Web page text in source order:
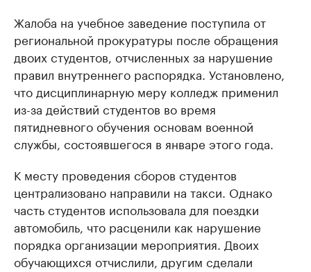
Жалоба на учебное заведение поступила от
региональной прокуратуры после обращения
двоих студентов, отчисленных за нарушение
правил внутреннего распорядка. Установлено,
что дисциплинарную меру колледж применил
из-за действий студентов во время
пятидневного обучения основам военной
службы, состоявшегося в январе этого года.
К месту проведения сборов студентов
централизовано направили на такси. Однако
часть студентов использовала для поездки
автомобиль, что расценили как нарушение
порядка организации мероприятия. Двоих
обучающихся отчислили, другим сделали